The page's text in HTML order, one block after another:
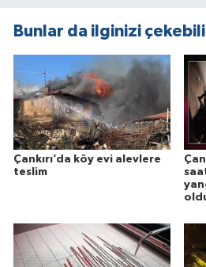
Bunlar da ilginizi
Çankırı’da köy evi alevlere
teslim